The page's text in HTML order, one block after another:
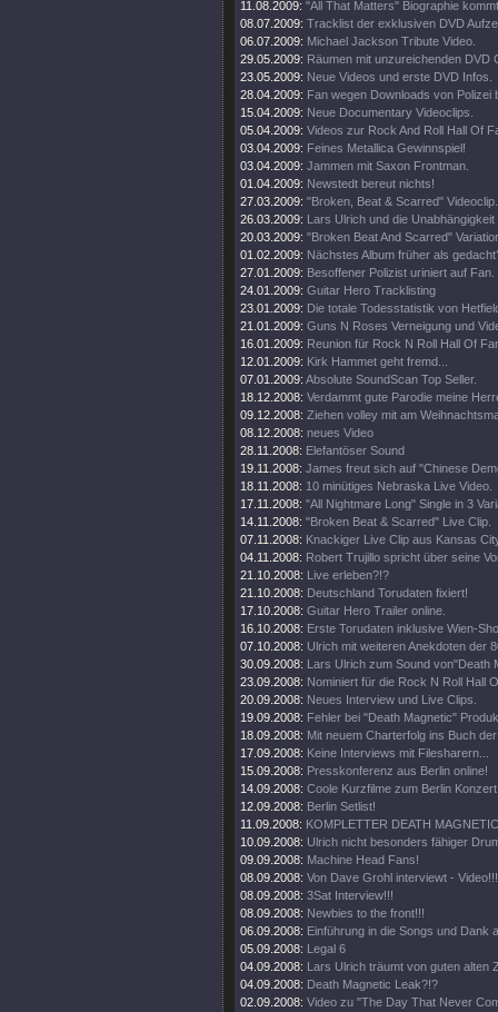
11.08.2009: "All That Matters" Biographie
08.07.2009: Tracklist der exklusiven DVD
06.07.2009: Michael Jackson Tribute Video.
29.05.2009: Räumen mit unzureichenden DVD
23.05.2009: Neue Videos und erste DVD Infos.
28.04.2009: Fan wegen Downloads von Polizei
15.04.2009: Neue Documentary Videoclips.
05.04.2009: Videos zur Rock And Roll Hall Of
03.04.2009: Feines Metallica Gewinnspiel!
03.04.2009: Jammen mit Saxon Frontman.
01.04.2009: Newstedt bereut nichts!
27.03.2009: "Broken, Beat & Scarred" Videoclip.
26.03.2009: Lars Ulrich und die Unabhängigkeit
20.03.2009: "Broken Beat And Scarred"
01.02.2009: Nächstes Album früher als
27.01.2009: Besoffener Polizist uriniert auf Fan.
24.01.2009: Guitar Hero Tracklisting
23.01.2009: Die totale Todesstatistik von
21.01.2009: Guns N Roses Verneigung und
16.01.2009: Reunion für Rock N Roll Hall Of
12.01.2009: Kirk Hammet geht fremd...
07.01.2009: Absolute SoundScan Top Seller.
18.12.2008: Verdammt gute Parodie meine
09.12.2008: Ziehen volley mit am
08.12.2008: neues Video
28.11.2008: Elefantöser Sound
19.11.2008: James freut sich auf "Chinese
18.11.2008: 10 minütiges Nebraska Live Video.
17.11.2008: "All Nightmare Long" Single in 3
14.11.2008: "Broken Beat & Scarred" Live Clip.
07.11.2008: Knackiger Live Clip aus Kansas
04.11.2008: Robert Trujillo spricht über seine
21.10.2008: Live erleben?!?
21.10.2008: Deutschland Torudaten fixiert!
17.10.2008: Guitar Hero Trailer online.
16.10.2008: Erste Torudaten inklusive Wien-
07.10.2008: Ulrich mit weiteren Anekdoten der
30.09.2008: Lars Ulrich zum Sound von"Death
23.09.2008: Nominiert für die Rock N Roll Hall
20.09.2008: Neues Interview und Live Clips.
19.09.2008: Fehler bei "Death Magnetic"
18.09.2008: Mit neuem Charterfolg ins Buch
17.09.2008: Keine Interviews mit Filesharern...
15.09.2008: Presskonferenz aus Berlin online!
14.09.2008: Coole Kurzfilme zum Berlin
12.09.2008: Berlin Setlist!
11.09.2008: KOMPLETTER DEATH
10.09.2008: Ulrich nicht besonders fähiger
09.09.2008: Machine Head Fans!
08.09.2008: Von Dave Grohl interviewt - Video!!!
08.09.2008: 3Sat Interview!!!
08.09.2008: Newbies to the front!!!
06.09.2008: Einführung in die Songs und Dank
05.09.2008: Legal 6
04.09.2008: Lars Ulrich träumt von guten alten
04.09.2008: Death Magnetic Leak?!?
02.09.2008: Video zu "The Day That Never